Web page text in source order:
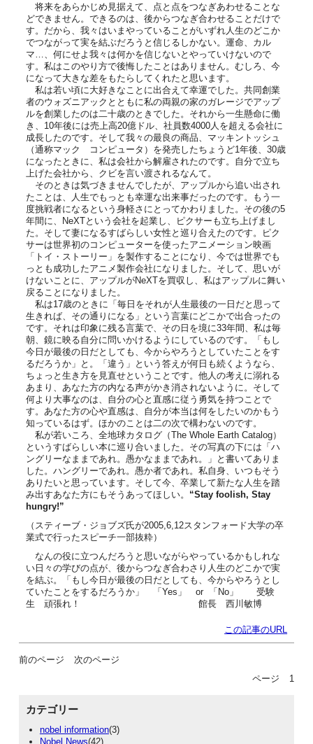
将来をあらかじめ見据えて、点と点をつなぎあわせることな
どできません。できるのは、後からつなぎ合わせることだけで
す。だから、我々はいまやっていることがいずれ人生のどこか
でつながって実を結ぶだろうと信じるしかない。運命、カル
マ…、何にせよ我々は何かを信じないとやっていけないので
す。私はこのやり方で後悔したことはありません。むしろ、今
になって大きな差をもたらしてくれたと思います。
私は若い頃に大好きなことに出合えて幸運でした。共同創業
者のウォズニアックとともに私の両親の家のガレージでアップ
ルを創業したのは二十歳のときでした。それから一生懸命に働
き、10年後には売上高20億ドル、社員数4000人を超える会社に
成長したのです。そして我々の最良の商品、マッキントッシュ
（通称マック コンピュータ）を発売したちょうど1年後、30歳
になったときに、私は会社から解雇されたのです。自分で立ち
上げた会社から、クビを言い渡されるなんて。
そのときは気づきませんでしたが、アップルから追い出され
たことは、人生でもっとも幸運な出来事だったのです。もう一
度挑戦者になるという身軽さにとってかわりました。その後の5
年間に、NeXTという会社を起業し、ピクサーも立ち上げまし
た。そして妻になるすばらしい女性と巡り合えたのです。ピク
サーは世界初のコンピューターを使ったアニメーション映画
「トイ・ストーリー」を製作することになり、今では世界でも
っとも成功したアニメ製作会社になりました。そして、思いが
けないことに、アップルがNeXTを買収し、私はアップルに舞い
戻ることになりました。
私は17歳のときに「毎日をそれが人生最後の一日だと思って
生きれば、その通りになる」という言葉にどこかで出合ったの
です。それは印象に残る言葉で、その日を境に33年間、私は毎
朝、鏡に映る自分に問いかけるようにしているのです。「もし
今日が最後の日だとしても、今からやろうとしていたことをす
るだろうか」と。「違う」という答えが何日も続くようなら、
ちょっと生き方を見直せということです。他人の考えに溺れる
あまり、あなた方の内なる声がかき消されないように。そして
何より大事なのは、自分の心と直感に従う勇気を持つことで
す。あなた方の心や直感は、自分が本当は何をしたいのかもう
知っているはず。ほかのことは二の次で構わないのです。
私が若いころ、全地球カタログ（The Whole Earth Catalog）
というすばらしい本に巡り合いました。その写真の下には「ハ
ングリーなままであれ。愚かなままであれ。」と書いてありま
した。ハングリーであれ。愚か者であれ。私自身、いつもそう
ありたいと思っています。そして今、卒業して新たな人生を踏
み出すあなた方にもそうあってほしい。 “Stay foolish, Stay
hungry!”
（スティーブ・ジョブズ氏が2005,6,12スタンフォード大学の卒
業式で行ったスピーチ一部抜粋）
なんの役に立つんだろうと思いながらやっているかもしれな
い日々の学びの点が、後からつなぎ合わさり人生のどこかで実
を結ぶ。「もし今日が最後の日だとしても、今からやろうとし
ていたことをするだろうか」 「Yes」 or 「No」 受験
生 頑張れ！ 館長 西川敏博
この記事のURL
前のページ
次のページ
ページ
1
カテゴリー
nobel information(3)
Nobel News(42)